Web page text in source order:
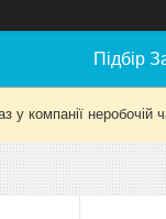
Підбір
у компанії